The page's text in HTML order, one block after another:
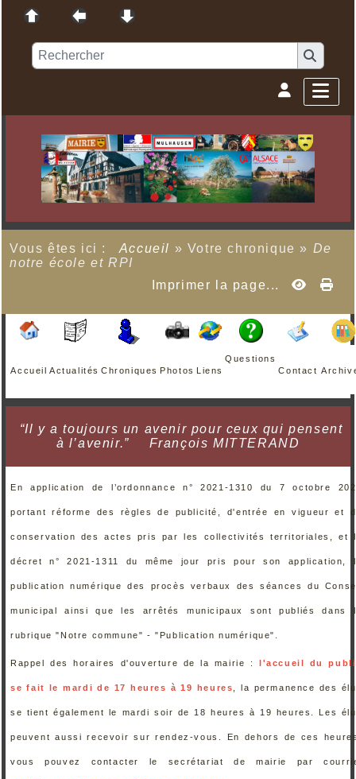
Vous êtes ici : Accueil » Votre chronique » De
notre école et RPI
Imprimer la page...
Accueil Actualités Chroniques Photos Liens
Questions
Contact
“Il y a toujours un avenir pour ceux qui pensent
à l’avenir.”
François MITTERAND
En application de l’ordonnance n° 2021-1310 du 7 octobre
portant réforme des règles de publicité, d'entrée en vigueur et
conservation des actes pris par les collectivités territoriales, et
décret n° 2021-1311 du même jour pris pour son application,
publication numérique des procès verbaux des séances du
municipal ainsi que les arrêtés municipaux sont publiés dans
rubrique "Notre commune" - "Publication numérique".
Rappel des horaires d'ouverture de la mairie : l'accueil du
se fait le mardi de 17 heures à 19 heures , la permanence des
se tient également le mardi soir de 18 heures à 19 heures. Les
peuvent aussi recevoir sur rendez-vous. En dehors de ces
vous pouvez contacter le secrétariat de mairie par